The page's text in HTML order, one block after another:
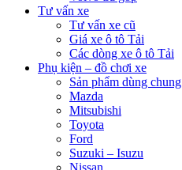
Tư vấn xe
Tư vấn xe cũ
Giá xe ô tô Tải
Các dòng xe ô tô Tải
Phụ kiện – đồ chơi xe
Sản phẩm dùng chung
Mazda
Mitsubishi
Toyota
Ford
Suzuki – Isuzu
Nissan